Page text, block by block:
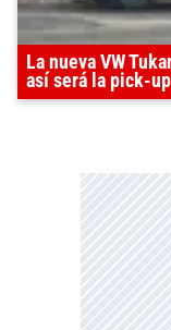
La nueva VW
así será la pick-